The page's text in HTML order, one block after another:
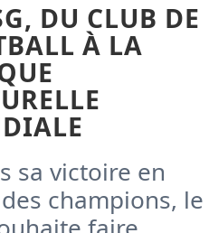
DU CLUB DE
À LA
sa victoire en
champions, le